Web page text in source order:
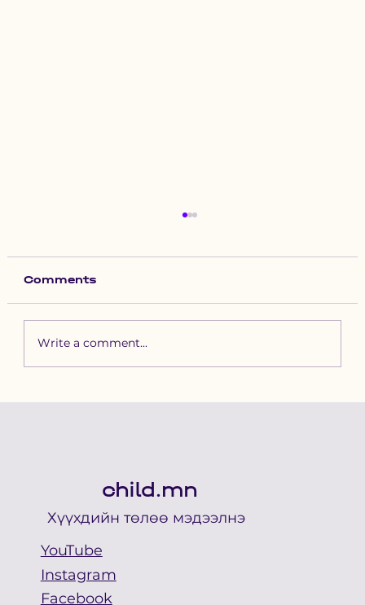
Хүүхдийн төлөө үндэсний
Comments
Write a comment...
child.mn
Хүүхдийн төлөө мэдээлнэ
YouTube
Facebook
Instagram